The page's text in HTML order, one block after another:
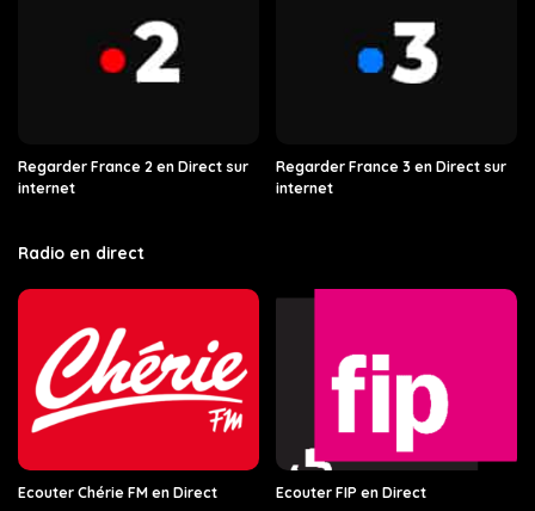
Regarder France 2 en Direct sur
internet
Regarder France 3 en Direct sur
internet
Radio en direct
Ecouter Chérie FM en Direct Ecouter FIP en Direct